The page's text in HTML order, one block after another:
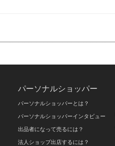
パーソナルショッパー
パーソナルショッパーとは？
パーソナルショッパーインタビュー
出品者になって売るには？
法人ショップ出店するには？